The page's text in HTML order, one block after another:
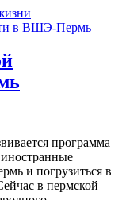
программа
и погрузиться в
в пермской